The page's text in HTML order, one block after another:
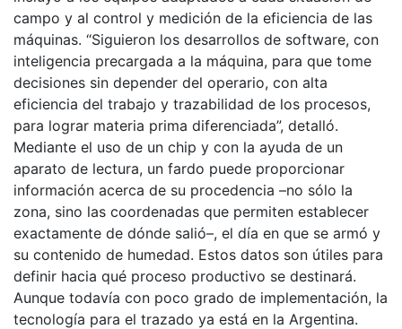
campo y al control y medición de la eficiencia de las
máquinas. “Siguieron los desarrollos de software, con
inteligencia precargada a la máquina, para que tome
decisiones sin depender del operario, con alta
eficiencia del trabajo y trazabilidad de los procesos,
para lograr materia prima diferenciada”, detalló.
Mediante el uso de un chip y con la ayuda de un
aparato de lectura, un fardo puede proporcionar
información acerca de su procedencia –no sólo la
zona, sino las coordenadas que permiten establecer
exactamente de dónde salió–, el día en que se armó y
su contenido de humedad. Estos datos son útiles para
definir hacia qué proceso productivo se destinará.
Aunque todavía con poco grado de implementación, la
tecnología para el trazado ya está en la Argentina.